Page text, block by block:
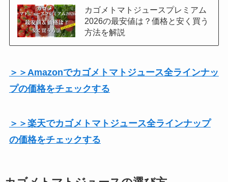
カゴメトマトジュースプレミアム
2026の最安値は？価格と安く買う
方法を解説
＞＞Amazonでカゴメトマトジュース全ラインナッ
プの価格をチェックする
＞＞楽天でカゴメトマトジュース全ラインナップ
の価格をチェックする